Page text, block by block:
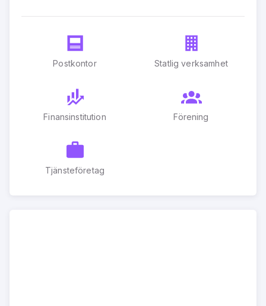
Postkontor Statlig verksamhet
Finansinstitution Förening
Tjänsteföretag